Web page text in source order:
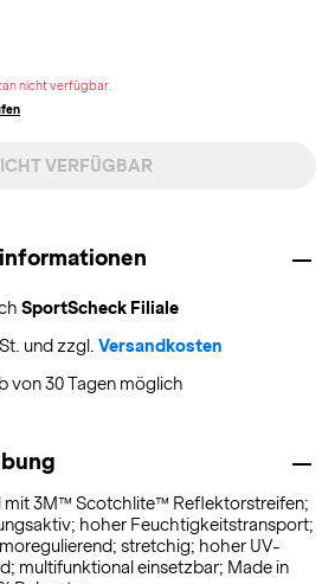
nicht verfügbar.
VERFÜGBAR
SportScheck Filiale
und zzgl. Versandkosten
von 30 Tagen möglich
mit 3M™ Scotchlite™ Reflektorstreifen;
hoher Feuchtigkeitstransport;
stretchig; hoher UV-
multifunktional einsetzbar; Made in